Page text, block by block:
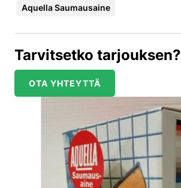
Aquella Saumausaine
Tarvitsetko tarjouksen?
OTA YHTEYTTÄ